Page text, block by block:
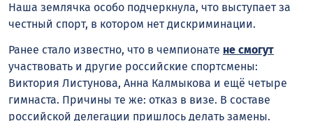
Наша землячка особо подчеркнула, что выступает за
честный спорт, в котором нет дискриминации.
Ранее стало известно, что в чемпионате не смогут
участвовать и другие российские спортсмены:
Виктория Листунова, Анна Калмыкова и ещё четыре
гимнаста. Причины те же: отказ в визе. В составе
российской делегации пришлось делать замены.